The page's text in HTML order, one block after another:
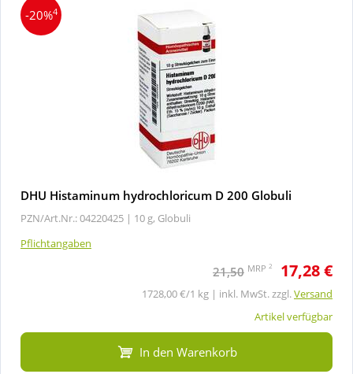
-20%4
DHU Histaminum hydrochloricum D 200 Globuli
PZN/Art.Nr.: 04220425 | 10 g, Globuli
Pflichtangaben
21,50 MRP 2 17,28 €
1728,00 €/1 kg | inkl. MwSt. zzgl.Versand
Artikel verfügbar
In den Warenkorb